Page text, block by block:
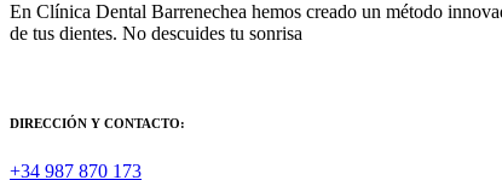
En Clínica Dental Barrenechea hemos creado un método
de tus dientes. No descuides tu sonrisa
DIRECCIÓN Y CONTACTO:
+34 987 870 173